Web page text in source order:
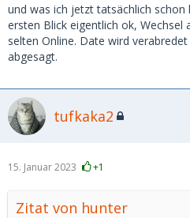
und was ich jetzt tatsächlich
ersten Blick eigentlich ok,
selten Online. Date wird
abgesagt.
tufkaka2
15. Januar 2023 +1
Zitat von hunter